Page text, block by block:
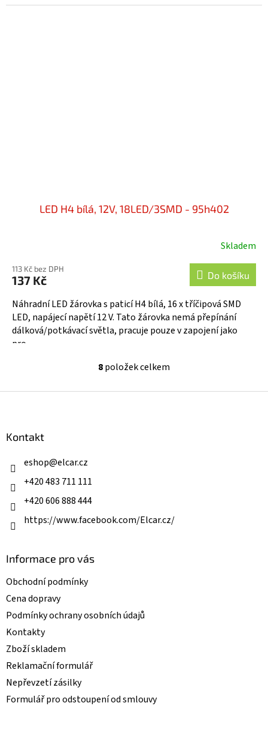
LED H4 bílá, 12V, 18LED/3SMD - 95h402
Skladem
113 Kč bez DPH
137 Kč Do košíku
Náhradní LED žárovka s paticí H4 bílá, 16 x tříčipová SMD
LED, napájecí napětí 12 V. Tato žárovka nemá přepínání
dálková/potkávací světla, pracuje pouze v zapojení jako
pro...
O
l
v
8položek celkem
Kontakt
eshop@elcar.cz
+420 483 711 111
+420 606 888 444
https://www.facebook.com/Elcar.cz/
Informace pro vás
Obchodní podmínky
Cena dopravy
Podmínky ochrany osobních údajů
Kontakty
Zboží skladem
Reklamační formulář
Nepřevzetí zásilky
Formulář pro odstoupení od smlouvy